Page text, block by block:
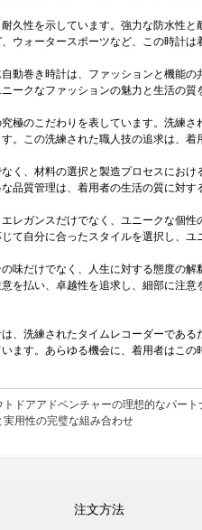
久性を示しています。強力な防水性
ウォータースポーツなど、この時計
動巻き時計は、ファッションと機能
ークなファッションの魅力と生活の
極のこだわりを表しています。洗練
。この洗練された職人技の追求は、着
く、材料の選択と製造プロセスにお
品質管理は、着用者の生活の質に対す
レガンスだけでなく、ユニークな個
て自分に合ったスタイルを選択し、
味だけでなく、人生に対する態度の
を払い、卓越性を追求し、細部に注
、洗練されたタイムレコーダーであ
ます。あらゆる機会に、着用者はこ
ドアアドベンチャーの理想的なパート
用性の完璧な組み合わせ
注文方法